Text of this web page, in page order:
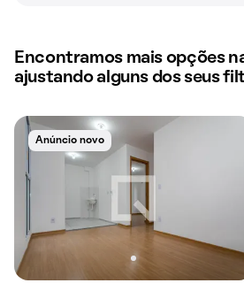
Encontramos mais opções
ajustando alguns dos seus
Anúncio novo